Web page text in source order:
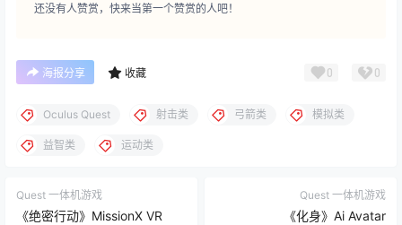
还没有人赞赏，快来当第一个赞赏的人吧！
海报分享 收藏 0 0
Oculus Quest 射击类 弓箭类 模拟类
益智类 运动类
Quest 一体机游戏
《绝密行动》MissionX VR
Quest 一体机游戏
《化身》Ai Avatar